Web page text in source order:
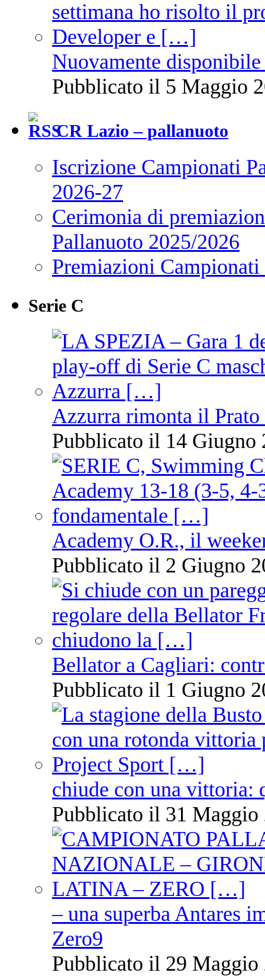
Nuovamente
Pubblicato il 5 Maggio
CR Lazio – pallanuoto
Iscrizione Campionati
2026-27
Cerimonia di
Pallanuoto 2025/2026
Premiazioni
Serie C
Azzurra rimonta il Prato
Pubblicato il 14 Giugno
Academy O.R., il
Pubblicato il 2 Giugno
Bellator a Cagliari:
Pubblicato il 1 Giugno
chiude con una vittoria:
Pubblicato il 31 Maggio
– una superba Antares
Zero9
Pubblicato il 29 Maggio